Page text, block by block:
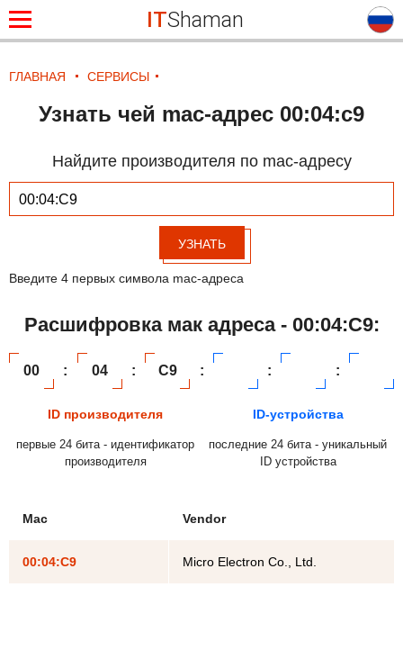
ITShaman
ГЛАВНАЯ СЕРВИСЫ
Узнать чей mac-адрес 00:04:c9
Найдите производителя по mac-адресу
УЗНАТЬ
Введите 4 первых символа mac-адреса
Расшифровка мак адреса - 00:04:C9:
00 : 04 : C9 : : :
ID производителя
первые 24 бита - идентификатор
производителя
ID-устройства
последние 24 бита - уникальный
ID устройства
Mac Vendor
00:04:C9 Micro Electron Co., Ltd.